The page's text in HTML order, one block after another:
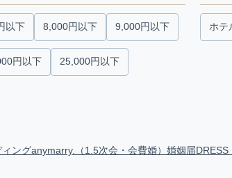
以下 8,000円以下 9,000円以下
円以下 25,000円以下
ホテ
ングanymarry.（1.5次会・会費婚） 婚姻届DRESS